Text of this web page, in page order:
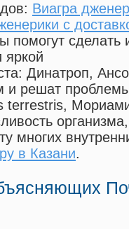
Виагра
с
помогут
: Динатроп,
и решат
terrestris,
многих
в Казани.